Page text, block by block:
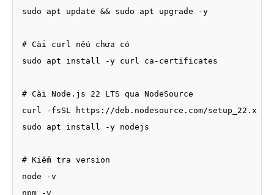
sudo apt update && sudo apt upgrade -y
# Cài curl nếu chưa có
sudo apt install -y curl ca-certificates
# Cài Node.js 22 LTS qua NodeSource
curl -fsSL https://deb.nodesource.com/setup_22.x |
sudo apt install -y nodejs
# Kiểm tra version
node -v
npm -v